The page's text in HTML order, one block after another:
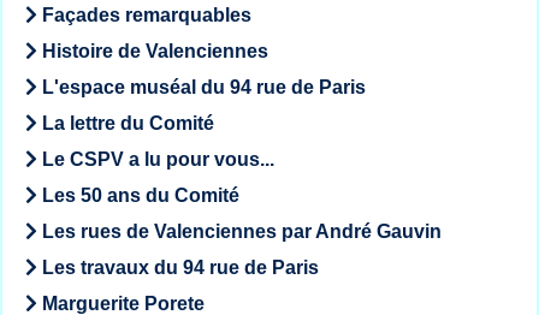
Façades remarquables
Histoire de Valenciennes
L'espace muséal du 94 rue de Paris
La lettre du Comité
Le CSPV a lu pour vous...
Les 50 ans du Comité
Les rues de Valenciennes par André Gauvin
Les travaux du 94 rue de Paris
Marguerite Porete